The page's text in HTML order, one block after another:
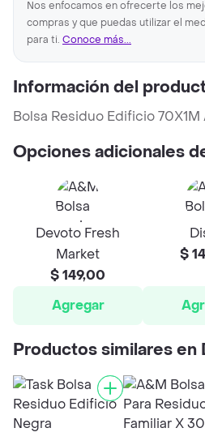
Nos enfocamos en ofrecerte los
compras y que puedas utilizar el
para ti. Conoce más...
Información del
Bolsa Residuo Edificio
Opciones adicionales
Devoto Fresh
Market
$ 149,00
Agregar
$
Productos similares en